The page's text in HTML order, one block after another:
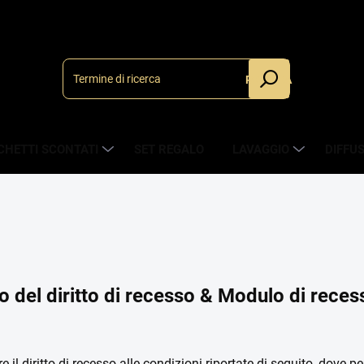
RICERCA
del diritto di recesso & Modulo di